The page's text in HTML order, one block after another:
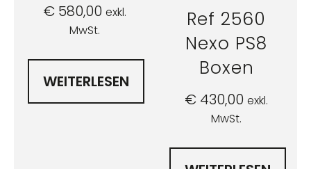
€ 580,00 exkl.
MwSt.
WEITERLESEN
Ref 2560
Nexo PS8
Boxen
€ 430,00 exkl.
MwSt.